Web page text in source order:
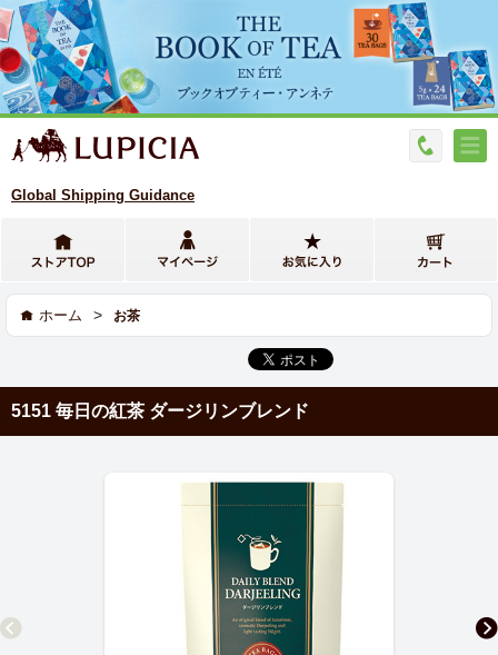
Global Shipping Guidance
ホーム > お茶
5151 毎日の紅茶 ダージリンブレンド